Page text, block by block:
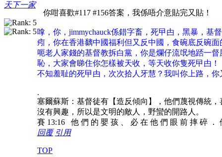
天下一家
你咁喜歡#117 #156答案，我係唔介意貼完又貼！
嗱，你，jimmychauck係錯字畜，死曱甴，黑暴，
㽼，你在香港黐中國福利但又反中國，食碗底反碗
呃老人家錢的基督教拆白黨，你是爛仔流氓地踎一
恥，大家會睇住你怎樣被天收，等天收你隻死曱甴！
不知羞耻的死曱甴，次次拾人牙慧？我叫你上路，
.
塞爾蘇斯：基督徒有【造反傾向】，他們蔑視傳統
沒有興趣，所以是文明的敵人，野蠻的開路人。
賽 13:16 他 們 的 嬰 孩 、 必 在 他 們 眼 前 摔 碎 ．
回覆 引用
TOP